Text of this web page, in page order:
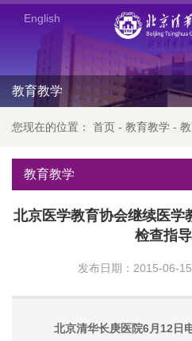
English
教育教学
您现在的位置： 首页 - 教育教学 -
教育教学
北京医学教育协会继续医学
检查指
发布日期：2015-06-15
北京清华长庚医院6月12日